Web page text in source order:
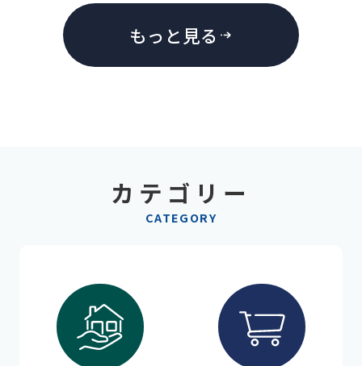
もっと見る
カテゴリー
CATEGORY